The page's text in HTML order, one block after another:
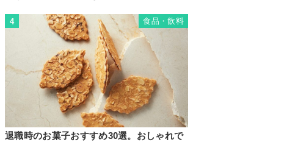
4 食品・飲料
退職時のお菓子おすすめ30選。おしゃれで